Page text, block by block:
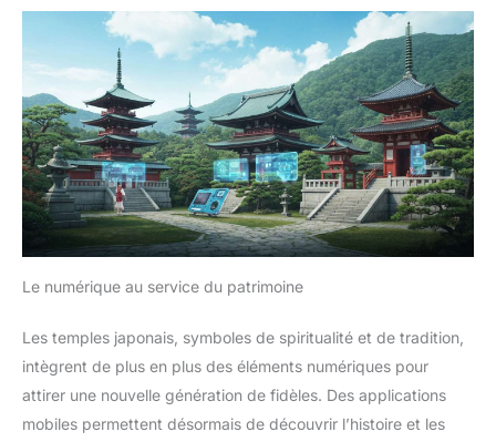
Le numérique au service du patrimoine
Les temples japonais, symboles de spiritualité et de tradition,
intègrent de plus en plus des éléments numériques pour
attirer une nouvelle génération de fidèles. Des applications
mobiles permettent désormais de découvrir l’histoire et les